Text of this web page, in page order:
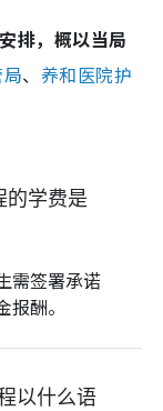
排，概以当局
、 养和医院护
的学费是
需签署承诺
酬。
以什么语